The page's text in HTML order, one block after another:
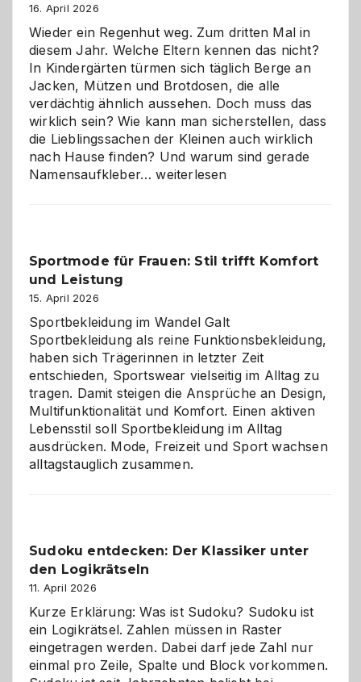
die
richtige
Wahl?
16. April 2026
Wieder ein Regenhut weg. Zum dritten Mal in
diesem Jahr. Welche Eltern kennen das nicht?
In Kindergärten türmen sich täglich Berge an
Jacken, Mützen und Brotdosen, die alle
verdächtig ähnlich aussehen. Doch muss das
wirklich sein? Wie kann man sicherstellen, dass
die Lieblingssachen der Kleinen auch wirklich
nach Hause finden? Und warum sind gerade
Namensaufkleber…Namensaufkleber
gegen
Chaos
weiterlesen
Sportmode für Frauen: Stil trifft Komfort
und Leistung
15. April 2026
Sportbekleidung im Wandel Galt
Sportbekleidung als reine Funktionsbekleidung,
haben sich Trägerinnen in letzter Zeit
entschieden, Sportswear vielseitig im Alltag zu
tragen. Damit steigen die Ansprüche an Design,
Multifunktionalität und Komfort. Einen aktiven
Lebensstil soll Sportbekleidung im Alltag
ausdrücken. Mode, Freizeit und Sport wachsen
alltagstauglich zusammen.
Sudoku entdecken: Der Klassiker unter
den Logikrätseln
11. April 2026
Kurze Erklärung: Was ist Sudoku? Sudoku ist
ein Logikrätsel. Zahlen müssen in Raster
eingetragen werden. Dabei darf jede Zahl nur
einmal pro Zeile, Spalte und Block vorkommen.